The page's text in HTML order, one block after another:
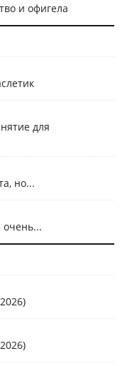
и офигела
для
но...
очень...